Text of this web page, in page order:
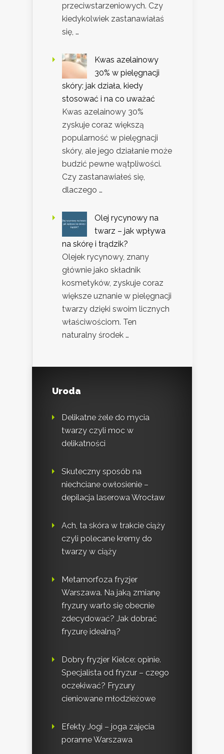
przeciwstarzeniowych. Czy
kiedykolwiek zastanawiałaś
się, …
Kwas azelainowy
30% w pielęgnacji
skóry: jak działa, kiedy
stosować i na co uważać
Kwas azelainowy 30%
zyskuje coraz większą
popularność w pielęgnacji
skóry, ale jego działanie może
budzić pewne wątpliwości.
Czy zastanawiałeś się,
dlaczego …
Olej rycynowy na
twarz – jak wpływa
na skórę i trądzik?
Olejek rycynowy, znany
głównie jako składnik
kosmetyków, zyskuje coraz
większe uznanie w pielęgnacji
twarzy dzięki swoim licznych
właściwościom. Ten
naturalny środek …
Uroda
Delikatne żele do mycia
twarzy czyli moc w
delikatności
Skuteczny sposób na
niechciane owłosienie –
depilacja laserowa Wrocław
Ach, ta skóra w trakcie ciąży
czyli polecane kremy do
twarzy w ciąży
Metamorfoza fryzjer
Warszawa. Na jaką zmianę
fryzury warto się obecnie
zdecydować? Jak dobrać
fryzurę idealną?
Dobry fryzjer Kielce: opinie.
Specjalista od fryzur – czego
oczekiwać? Fryzury
cieniowane młodzieżowe
Efekty Jogi – joga zajęcia
poranne Warszawa